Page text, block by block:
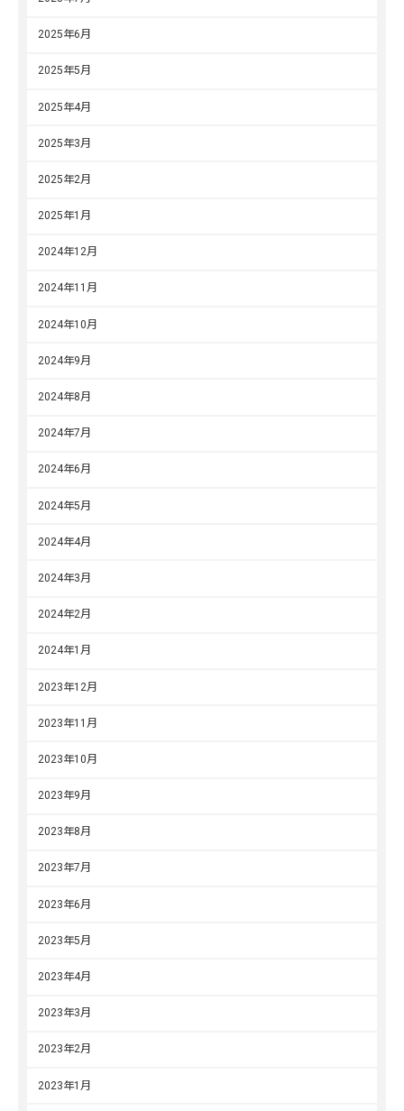
2025年6月
2025年5月
2025年4月
2025年3月
2025年2月
2025年1月
2024年12月
2024年11月
2024年10月
2024年9月
2024年8月
2024年7月
2024年6月
2024年5月
2024年4月
2024年3月
2024年2月
2024年1月
2023年12月
2023年11月
2023年10月
2023年9月
2023年8月
2023年7月
2023年6月
2023年5月
2023年4月
2023年3月
2023年2月
2023年1月